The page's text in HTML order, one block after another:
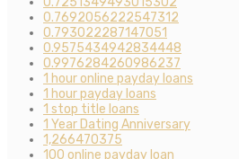
0.7692056222547312
0.793022287147051
0.9575434942834448
0.9976284260986237
1 hour online payday loans
1 hour payday loans
1 stop title loans
1 Year Dating Anniversary
1,266470375
100 online payday loan